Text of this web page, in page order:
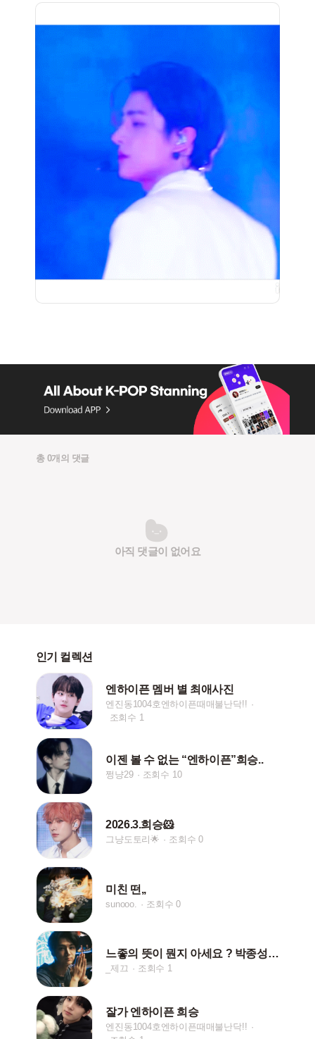
총 0개의 댓글
아직 댓글이 없어요
인기 컬렉션
엔하이픈 멤버 별 최애사진
엔진동1004호엔하이픈때매불난닥!!
조회수 1
이젠 볼 수 없는 “엔하이픈”희승..
쩡냥29 조회수 10
2026.3.희승🐹
그냥도토리🌟 조회수 0
미친 떤,,
sunooo. 조회수 0
느좋의 뜻이 뭔지 아세요 ? 박종성입니다 😎
_제끄 조회수 1
잘가 엔하이픈 희승
엔진동1004호엔하이픈때매불난닥!!